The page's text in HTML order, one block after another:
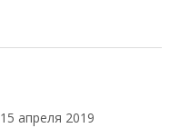
15 апреля 2019